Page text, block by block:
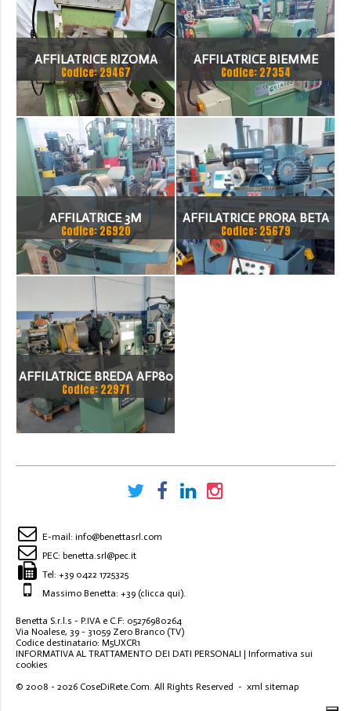
AFFILATRICE RIZOMA
R500S
Codice: 29467
AFFILATRICE BIEMME
Codice: 27354
AFFILATRICE 3M
Codice: 26920
AFFILATRICE PRORA BETA
Codice: 25679
AFFILATRICE BREDA AFP80
ANNO '89
Codice: 22971
E-mail: info@benettasrl.com
PEC: benetta.srl@pec.it
Tel: +39 0422 1725325
Massimo Benetta: +39 (clicca qui).
Benetta S.r.l.s - P.IVA e C.F: 05276980264
Via Noalese, 39 - 31059 Zero Branco (TV)
Codice destinatario: M5UXCR1
INFORMATIVA AL TRATTAMENTO DEI DATI PERSONALI | Informativa sui
cookies
© 2008 - 2026 CoseDiRete.Com. All Rights Reserved - xml sitemap